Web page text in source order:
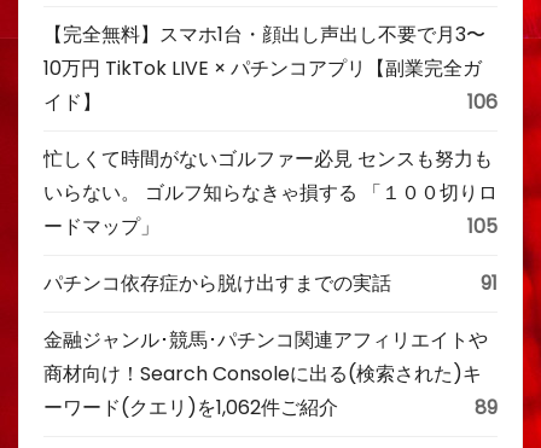
【完全無料】スマホ1台・顔出し声出し不要で月3〜
10万円 TikTok LIVE × パチンコアプリ【副業完全ガ
イド】
106
忙しくて時間がないゴルファー必見 センスも努力も
いらない。 ゴルフ知らなきゃ損する 「１００切りロ
ードマップ」
105
パチンコ依存症から脱け出すまでの実話 91
金融ジャンル･競馬･パチンコ関連アフィリエイトや
商材向け！Search Consoleに出る(検索された)キ
ーワード(クエリ)を1,062件ご紹介
89